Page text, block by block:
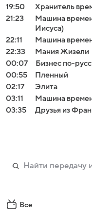
19:50
Хранитель
21:23
Машина
Иисуса)
22:11
Машина
22:33
Мания Жизели
00:07
Бизнес по-
00:55
Пленный
02:17
Элита
03:11
Машина
03:35
Друзья из
Все